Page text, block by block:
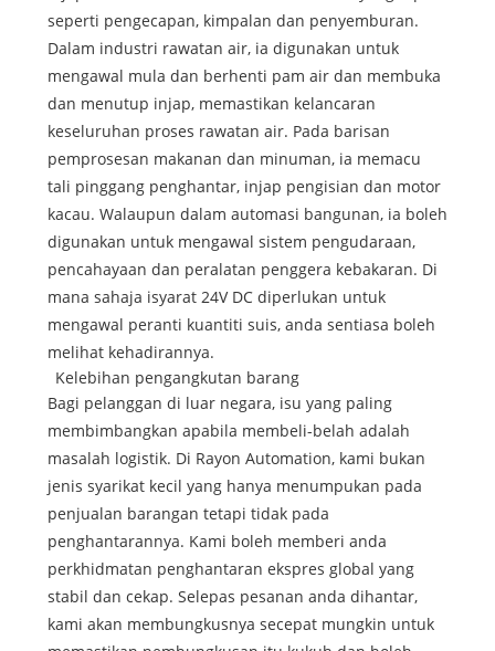
seperti pengecapan, kimpalan dan penyemburan.
Dalam industri rawatan air, ia digunakan untuk
mengawal mula dan berhenti pam air dan membuka
dan menutup injap, memastikan kelancaran
keseluruhan proses rawatan air. Pada barisan
pemprosesan makanan dan minuman, ia memacu
tali pinggang penghantar, injap pengisian dan motor
kacau. Walaupun dalam automasi bangunan, ia boleh
digunakan untuk mengawal sistem pengudaraan,
pencahayaan dan peralatan penggera kebakaran. Di
mana sahaja isyarat 24V DC diperlukan untuk
mengawal peranti kuantiti suis, anda sentiasa boleh
melihat kehadirannya.
Kelebihan pengangkutan barang
Bagi pelanggan di luar negara, isu yang paling
membimbangkan apabila membeli-belah adalah
masalah logistik. Di Rayon Automation, kami bukan
jenis syarikat kecil yang hanya menumpukan pada
penjualan barangan tetapi tidak pada
penghantarannya. Kami boleh memberi anda
perkhidmatan penghantaran ekspres global yang
stabil dan cekap. Selepas pesanan anda dihantar,
kami akan membungkusnya secepat mungkin untuk